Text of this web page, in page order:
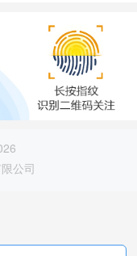
公司